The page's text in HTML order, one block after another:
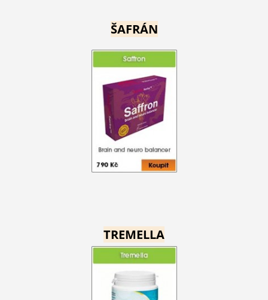
ŠAFRÁN
TREMELLA